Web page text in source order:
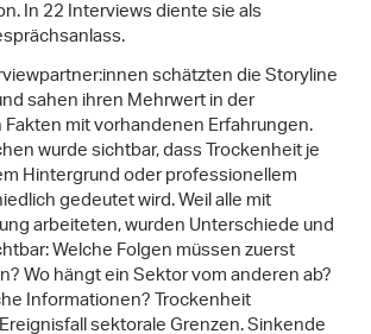
In 22 Interviews diente sie als
schätzten die Storyline
sahen ihren Mehrwert in der
mit vorhandenen Erfahrungen.
wurde sichtbar, dass Trockenheit je
Hintergrund oder professionellem
gedeutet wird. Weil alle mit
arbeiteten, wurden Unterschiede und
Welche Folgen müssen zuerst
Wo hängt ein Sektor vom anderen ab?
Informationen? Trockenheit
sektorale Grenzen. Sinkende